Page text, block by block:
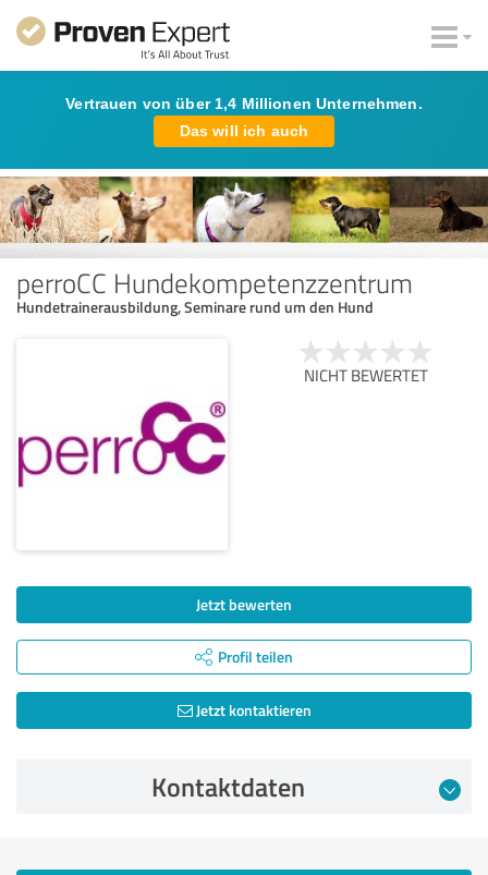
Vertrauen von über 1,4 Millionen Unternehmen.
Das will ich auch
perroCC Hundekompetenzzentrum
Hundetrainerausbildung, Seminare rund um den Hund
NICHT BEWERTET
Jetzt bewerten
Profil teilen
Jetzt kontaktieren
Kontaktdaten